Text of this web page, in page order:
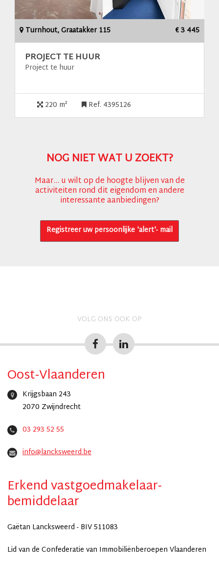
Turnhout, Graatakker 115 € 3 445
PROJECT TE HUUR
Project te huur
220 m² Ref. 4395126
NOG NIET WAT U ZOEKT?
Maar... u wilt op de hoogte blijven van de
activiteiten rond dit eigendom en andere
interessante aanbiedingen?
Registreer uw persoonlijke 'alert'- mail
VOLG ONS OOK OP
Oost-Vlaanderen
Krijgsbaan 243
2070 Zwijndrecht
03 293 52 55
info@lancksweerd.be
Erkend vastgoedmakelaar-
bemiddelaar
Gaëtan Lancksweerd - BIV 511083
Lid van de Confederatie van Immobiliënberoepen Vlaanderen